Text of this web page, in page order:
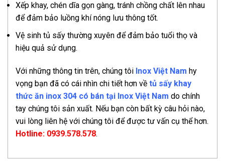
Xếp khay, chén dĩa gọn gàng, tránh chồng chất lên nhau
để đảm bảo luồng khí nóng lưu thông tốt.
Vệ sinh tủ sấy thường xuyên để đảm bảo tuổi thọ và
hiệu quả sử dụng.
Với những thông tin trên, chúng tôi Inox Việt Nam hy
vọng bạn đã có cái nhìn chi tiết hơn về tủ sấy khay
thức ăn inox 304 có bán tại Inox Việt Nam do chính
tay chúng tôi sản xuất. Nếu bạn còn bất kỳ câu hỏi nào,
vui lòng liên hệ với chúng tôi để được tư vấn cụ thể hơn.
Hotline: 0939.578.578.